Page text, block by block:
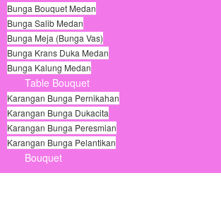
Bunga Bouquet Medan
Bunga Salib Medan
Bunga Meja (Bunga Vas)
Bunga Krans Duka Medan
Bunga Kalung Medan
Table Bouquet
Karangan Bunga Pernikahan
Karangan Bunga Dukacita
Karangan Bunga Peresmian
Karangan Bunga Pelantikan
Bouquet